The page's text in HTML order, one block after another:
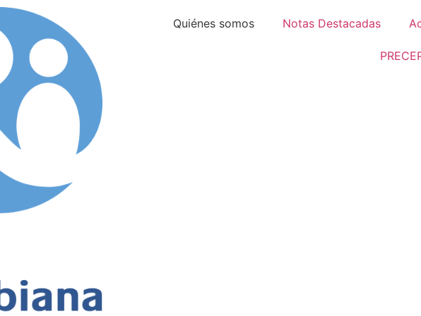
Quiénes somos Notas Destacadas